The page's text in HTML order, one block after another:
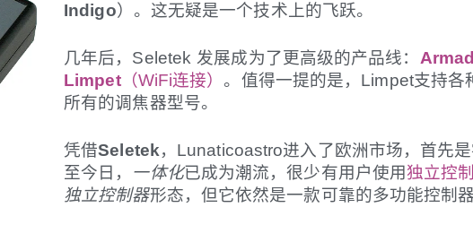
Indigo）。这无疑是一个技术上的飞跃。
几年后，Seletek 发展成为了更高级的产品线：
Limpet（WiFi连接）。值得一提的是，Limpet支持
所有的调焦器型号。
凭借Seletek，Lunaticoastro进入了欧洲市场，首先
至今日， 一体化已成为潮流，很少有用户使用独立控
独立控制器形态，但它依然是一款可靠的多功能控制